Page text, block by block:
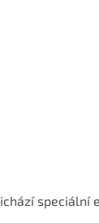
speciální